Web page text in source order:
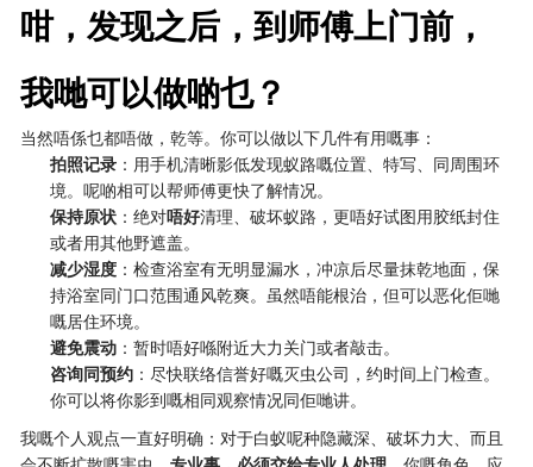
咁，发现之后，到师傅上门前，
我哋可以做啲乜？
当然唔係乜都唔做，乾等。你可以做以下几件有用嘅事：
拍照记录 ：用手机清晰影低发现蚁路嘅位置、特写、同周围环
境。呢啲相可以帮师傅更快了解情况。
保持原状 ：绝对唔好清理、破坏蚁路，更唔好试图用胶纸封住
或者用其他野遮盖。
减少湿度 ：检查浴室有无明显漏水，冲凉后尽量抹乾地面，保
持浴室同门口范围通风乾爽。虽然唔能根治，但可以恶化佢哋
嘅居住环境。
避免震动 ：暂时唔好喺附近大力关门或者敲击。
咨询同预约 ：尽快联络信誉好嘅灭虫公司，约时间上门检查。
你可以将你影到嘅相同观察情况同佢哋讲。
我嘅个人观点一直好明确：对于白蚁呢种隐藏深、破坏力大、而且